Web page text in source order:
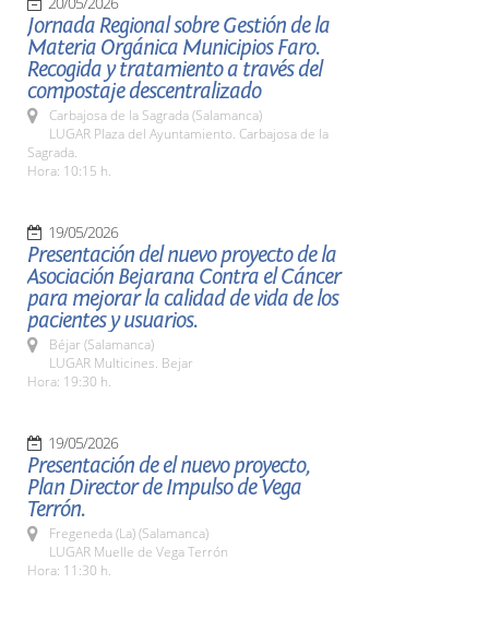
Jornada Regional sobre Gestión de la
Materia Orgánica Municipios Faro.
Recogida y tratamiento a través del
compostaje descentralizado
Carbajosa de la Sagrada (Salamanca)
LUGAR Plaza del Ayuntamiento. Carbajosa de la
Sagrada.
Hora: 10:15 h.
19/05/2026
Presentación del nuevo proyecto de la
Asociación Bejarana Contra el Cáncer
para mejorar la calidad de vida de los
pacientes y usuarios.
Béjar (Salamanca)
LUGAR Multicines. Bejar
Hora: 19:30 h.
19/05/2026
Presentación de el nuevo proyecto,
Plan Director de Impulso de Vega
Terrón.
Fregeneda (La) (Salamanca)
LUGAR Muelle de Vega Terrón
Hora: 11:30 h.